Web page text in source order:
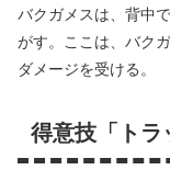
バクガメスは、背中
がす。ここは、バク
ダメージを受ける。
得意技「トラ